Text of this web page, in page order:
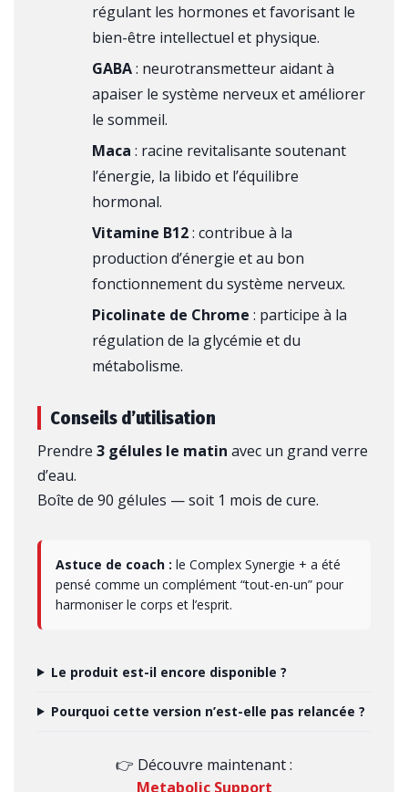
régulant les hormones et favorisant le
bien-être intellectuel et physique.
GABA: neurotransmetteur aidant à
apaiser le système nerveux et améliorer
le sommeil.
Maca : racine revitalisante soutenant
l’énergie, la libido et l’équilibre
hormonal.
Vitamine B12: contribue à la
production d’énergie et au bon
fonctionnement du système nerveux.
Picolinate de Chrome : participe à la
régulation de la glycémie et du
métabolisme.
Conseils d’utilisation
Prendre 3 gélules le matin avec un grand verre
d’eau.
Boîte de 90 gélules — soit 1 mois de cure.
Astuce de coach : le Complex Synergie + a été
pensé comme un complément “tout-en-un” pour
harmoniser le corps et l’esprit.
Le produit est-il encore disponible ?
Pourquoi cette version n’est-elle pas relancée ?
👉 Découvre maintenant :
Metabolic Support